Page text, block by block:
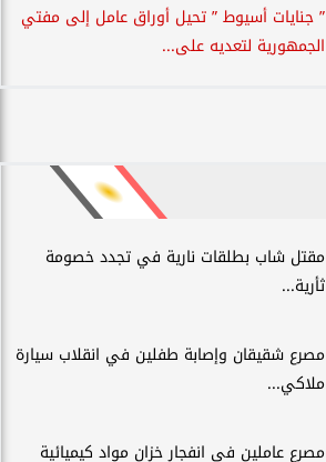
” جنايات أسيوط ” تحيل أوراق عامل إلى مفتي
الجمهورية لتعديه على...
مقتل شاب بطلقات نارية في تجدد خصومة
ثأرية...
مصرع شقيقان وإصابة طفلين في انقلاب سيارة
ملاكي...
مصرع عاملين في انفجار خزان مواد كيميائية